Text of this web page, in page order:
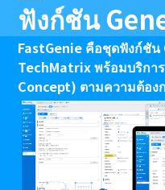
ฟังก์ชัน
FastGenie คือชุดฟังก์ชั
TechMatrix พร้อมบริกา
Concept) ตามความต้อ